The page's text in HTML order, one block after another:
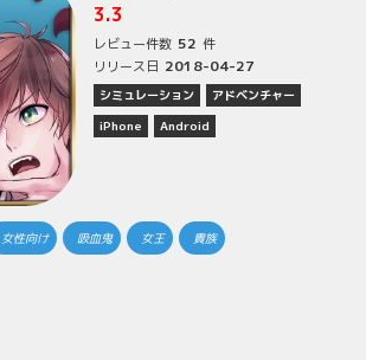
3.3
レビュー件数 52 件
リリース日 2018-04-27
シミュレーション
アドベンチャー
iPhone
Android
女性向け 吸血鬼 女王 貴族